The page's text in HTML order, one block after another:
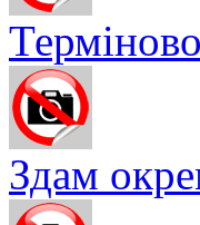
Здам